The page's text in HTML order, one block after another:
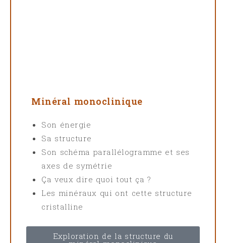
Minéral monoclinique
Son énergie
Sa structure
Son schéma parallélogramme et ses
axes de symétrie
Ça veux dire quoi tout ça ?
Les minéraux qui ont cette structure
cristalline
Exploration de la structure du